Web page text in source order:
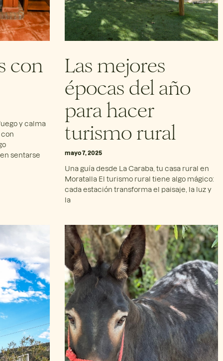
con
y calma
sentarse
Las mejores
épocas del año
para hacer
turismo rural
mayo 7, 2025
Una guía desde La Caraba, tu casa rural en
Moratalla El turismo rural tiene algo mágico:
cada estación transforma el paisaje, la luz y
la